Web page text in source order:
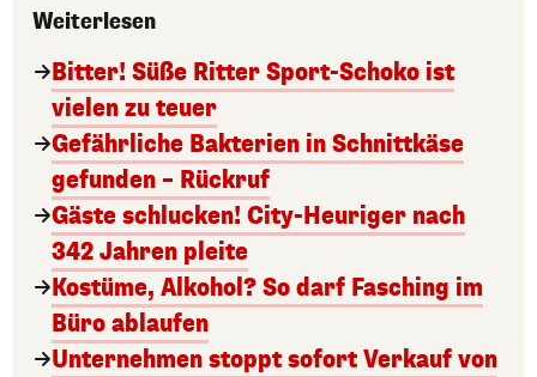
Weiterlesen
Bitter! Süße Ritter Sport-Schoko ist
vielen zu teuer
Gefährliche Bakterien in Schnittkäse
gefunden – Rückruf
Gäste schlucken! City-Heuriger nach
342 Jahren pleite
Kostüme, Alkohol? So darf Fasching im
Büro ablaufen
Unternehmen stoppt sofort Verkauf von